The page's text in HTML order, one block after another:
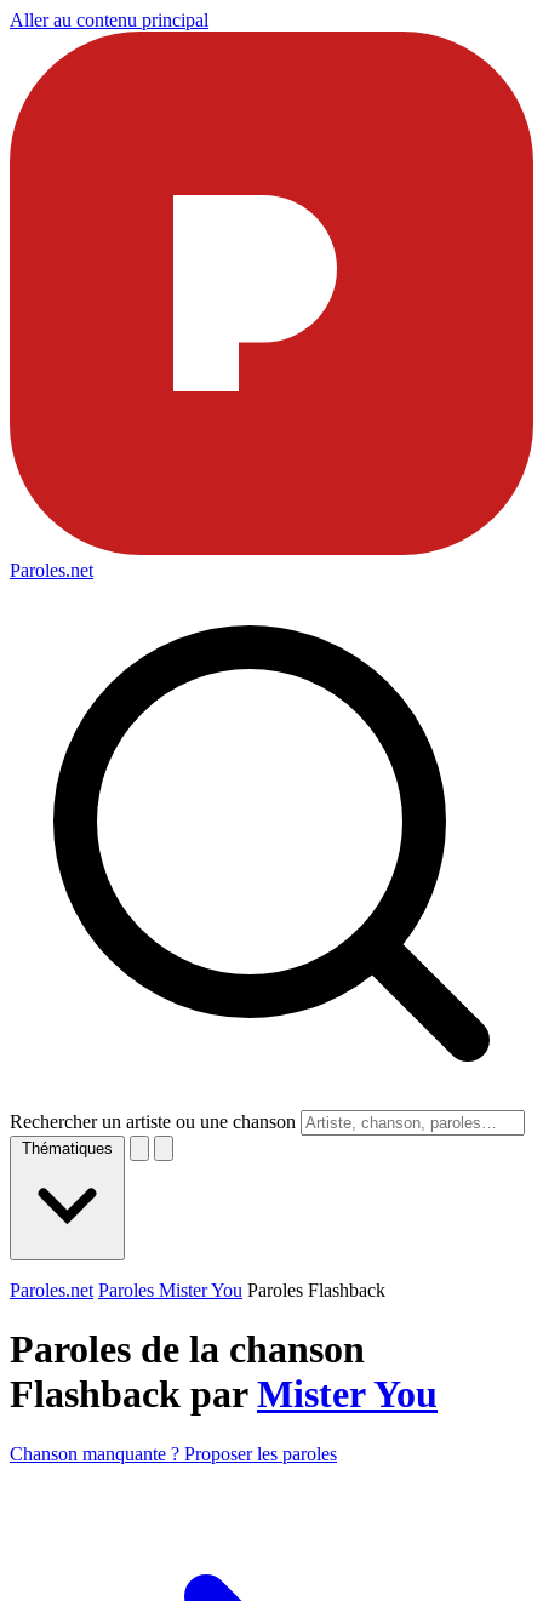
Aller au contenu principal
Paroles.net
Rechercher un artiste ou une chanson
Thématiques
Paroles.net Paroles Mister You Paroles Flashback
Paroles de la chanson
Flashback parMister You
Chanson manquante ? Proposer les paroles